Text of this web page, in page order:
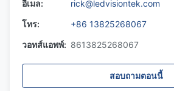
อีเมล:
rick@ledvisiontek.com
โทร:
+86 13825268067
วอทส์แอพพ์: 8613825268067
สอบถามตอนนี้